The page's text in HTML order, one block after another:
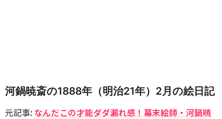
河鍋暁斎の1888年（明治21年）2月の絵日記
元記事: なんだこの才能ダダ漏れ感！幕末絵師・河鍋暁